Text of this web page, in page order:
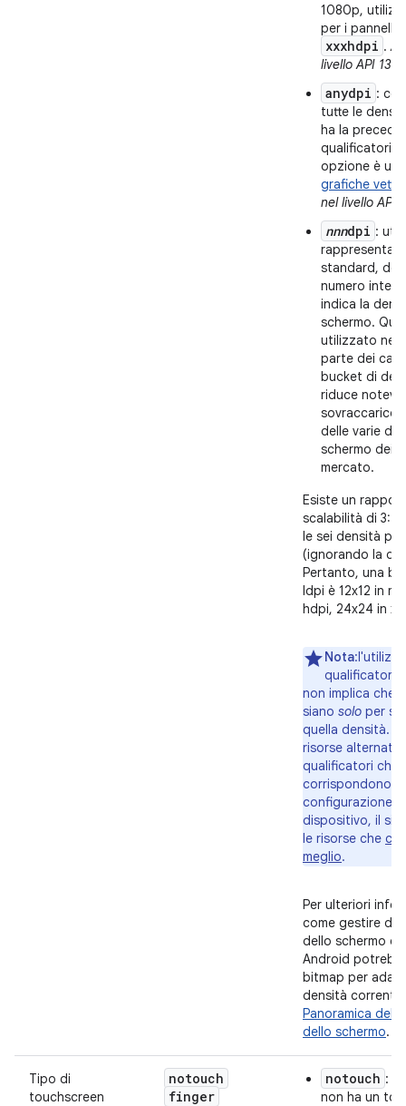
1080p,
per i pannelli
xxxhdpi .
livello API 13.
anydpi :
tutte le
ha la
qualificatori.
opzione è
grafiche
nel livello API
nnndpi :
standard,
numero
indica la
schermo.
utilizzato
parte dei
bucket di
riduce
sovraccarico
delle varie
schermo dei
mercato.
Esiste un
scalabilità di
le sei densità
(ignorando la
Pertanto, una
ldpi è 12x12 in
hdpi, 24x24 in
Nota
qualificatore
non implica che
siano solo per
quella densità.
risorse
qualificatori che
corrispondono
configurazione
dispositivo, il
le risorse che
meglio.
Per ulteriori
come gestire
dello schermo e
Android
bitmap per
densità
Panoramica
dello schermo.
Tipo di
touchscreen
notouch
finger
notouch : il
non ha un